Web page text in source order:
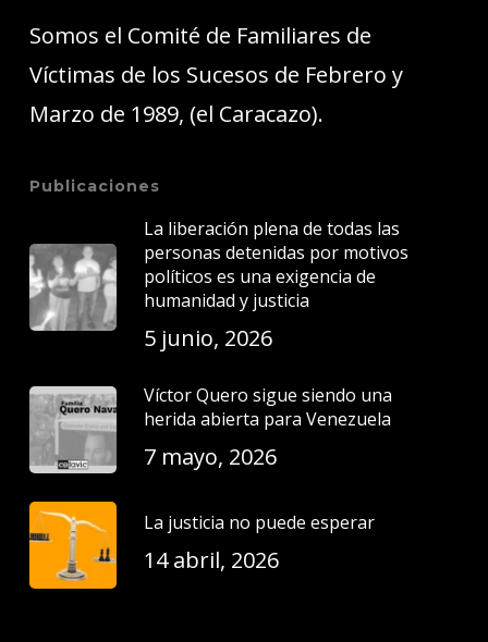
Somos el Comité de Familiares de
Víctimas de los Sucesos de Febrero y
Marzo de 1989, (el Caracazo).
Publicaciones
La liberación plena de todas las
personas detenidas por motivos
políticos es una exigencia de
humanidad y justicia
5 junio, 2026
Víctor Quero sigue siendo una
herida abierta para Venezuela
7 mayo, 2026
La justicia no puede esperar
14 abril, 2026